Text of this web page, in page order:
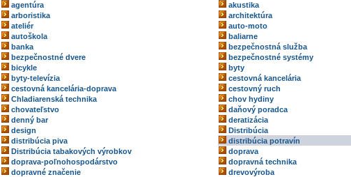
agentúra
akustika
arboristika
architektúra
ateliér
auto-moto
autoškola
baliarne
banka
bezpečnostná služba
bezpečnostné dvere
bezpečnostné systémy
bicykle
byty
byty-televízia
cestovná kancelária
cestovná kancelária-doprava
cestovný ruch
Chladiarenská technika
chov hydiny
chovateľstvo
daňový poradca
denný bar
deratizácia
design
Distribúcia
distribúcia piva
distribúcia potravín
Distribúcia tabakových výrobkov
doprava
doprava-poľnohospodárstvo
dopravná technika
dopravné značenie
drevovýroba